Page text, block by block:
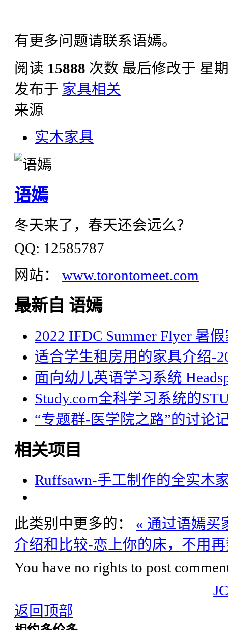
有更多问题请联系语嫣。
阅读 15888 次数 最后修改于 星
发布于 家具相关
来源
实木家具
语嫣
冬天来了，春天还会远么？
QQ: 12585787
网站： www.torontomeet.com
最新自 语嫣
2022 IFDC Summer Flyer 暑
适合学生租房用的家具介绍-
面向幼儿英语学习系统
Study.com全科学习系统的
“专题群-医学院之路”的讨论
相关项目
Ruffsawn-手工制作的全实木
此类别中更多的：
« 通过语嫣
介绍和比较-恋上你的床，不用
You have no rights to post
返回顶部